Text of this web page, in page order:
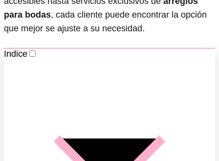
para bodas, cada cliente puede encontrar la opción
que mejor se ajuste a su necesidad.
Indice